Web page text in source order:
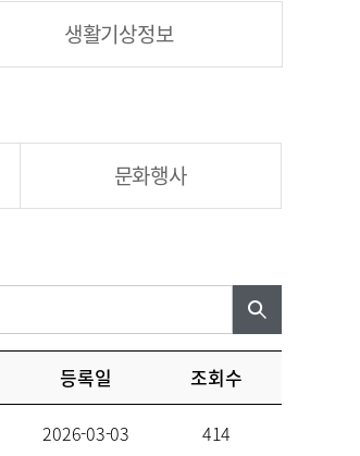
생활기상정보
문화행사
등록일 조회수
2026-03-03 414